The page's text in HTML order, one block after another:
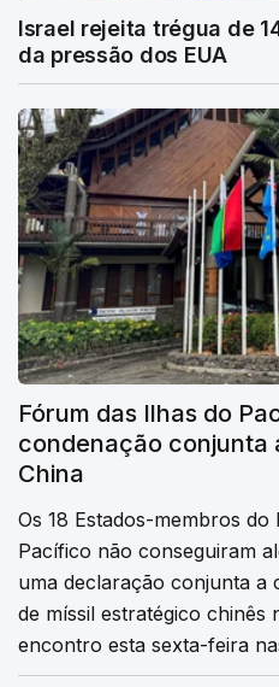
Israel rejeita trégua de
da pressão dos EUA
Fórum das Ilhas do
condenação conjunta
China
Os 18 Estados-membros do
Pacífico não conseguiram
uma declaração conjunta a
de míssil estratégico chinês
encontro esta sexta-feira